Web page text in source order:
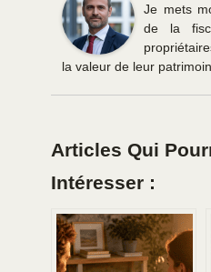
Je mets
de la
la valeur de leur
Articles Qui
Intéresser :